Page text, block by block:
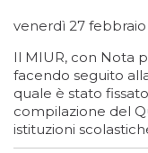
venerdì 27 febbraio
Il MIUR, con Nota
facendo seguito
quale è stato
compilazione del
istituzioni